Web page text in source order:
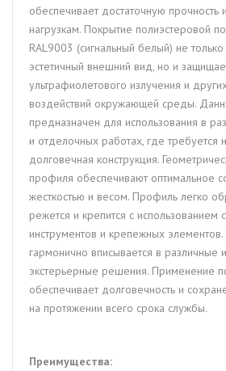
обеспечивает достаточную прочность
нагрузкам. Покрытие полиэстеровой
RAL9003 (сигнальный белый) не
эстетичный внешний вид, но и
ультрафиолетового излучения и
воздействий окружающей среды.
предназначен для использования в
и отделочных работах, где требуется
долговечная конструкция.
профиля обеспечивают оптимальное
жесткостью и весом. Профиль легко
режется и крепится с использованием
инструментов и крепежных
гармонично вписывается в различные
экстерьерные решения. Применение
обеспечивает долговечность и
на протяжении всего срока службы.
Преимущества: